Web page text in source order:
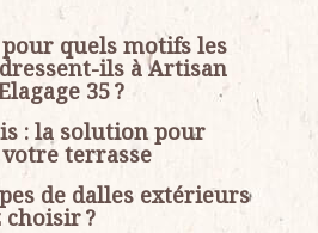
pour quels motifs les
ils à Artisan
35 ?
: la solution pour
terrasse
de dalles extérieurs
choisir ?